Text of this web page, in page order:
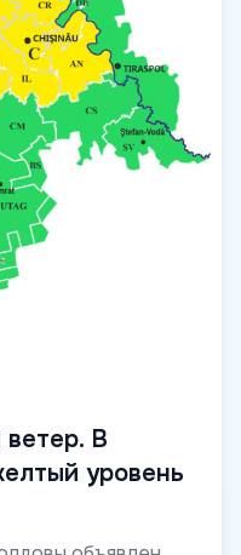
ветер. В
уровень